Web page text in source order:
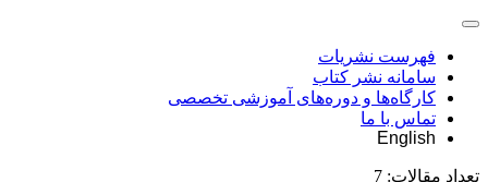
فهرست نشریات
سامانه نشر کتاب
کارگاه‌ها و دوره‌های آموزشی تخصصی
تماس با ما
English
تعداد مقالات: 7